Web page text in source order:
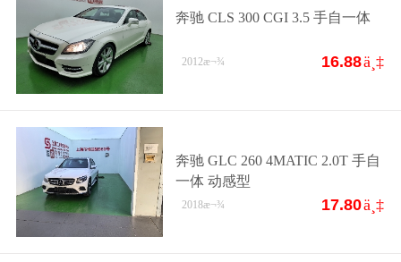
奔驰 CLS 300 CGI 3.5 手自一体
16.88ä¸‡
2012æ¬¾
奔驰 GLC 260 4MATIC 2.0T 手自
一体 动感型
17.80ä¸‡
2018æ¬¾